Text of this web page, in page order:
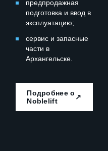
предпродажная
подготовка и ввод в
эксплуатацию;
сервис и запасные
части в
Архангельске.
Подробнее о
Noblelift
↗